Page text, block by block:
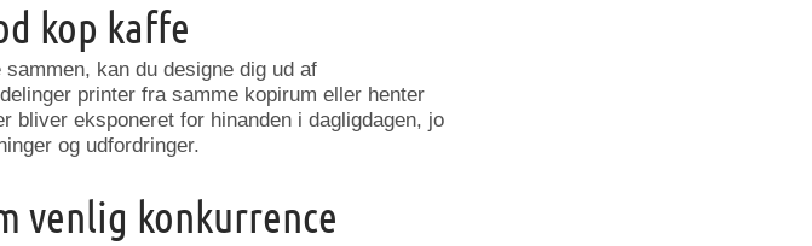
kop kaffe
kan du designe dig ud af
printer fra samme kopirum eller henter
bliver eksponeret for hinanden i dagligdagen, jo
og udfordringer.
venlig konkurrence